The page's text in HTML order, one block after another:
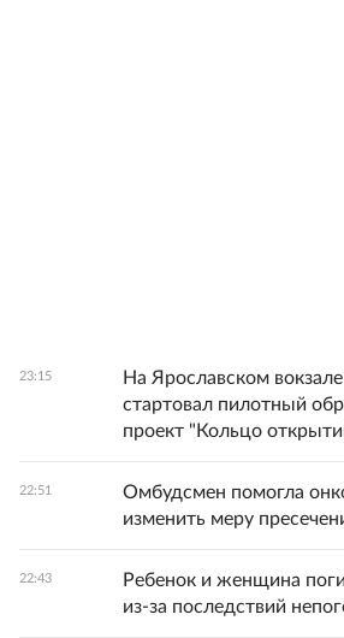
23:15
На Ярославском
стартовал пилотный
проект "Кольцо
22:51
Омбудсмен помогла
изменить меру
22:43
Ребенок и женщина
из-за последствий